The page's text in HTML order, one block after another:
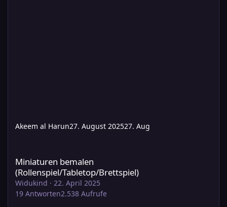
Akeem al Harun27. August 202527. Aug
Miniaturen bemalen
(Rollenspiel/Tabletop/Brettspiel)
Widukind · 22. April 2025
19 Antworten2.538 Aufrufe